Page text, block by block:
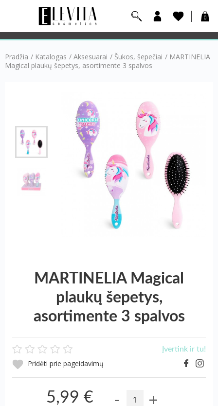
0
Pradžia / Katalogas / Aksesuarai / Šukos, šepečiai / MARTINELIA
Magical plaukų šepetys, asortimente 3 spalvos
MARTINELIA Magical
plaukų šepetys,
asortimente 3 spalvos
Įvertink ir tu!
Pridėti prie pageidavimų
5,99 € - +